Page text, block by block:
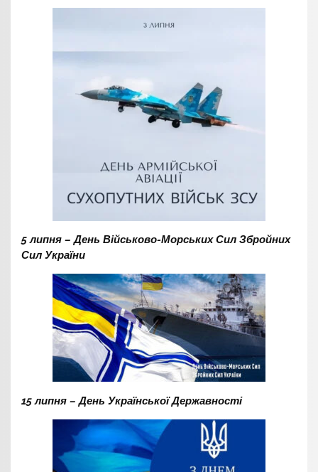
5 липня – День Військово-Морських Сил Збройних
Сил України
15 липня – День Української Державності